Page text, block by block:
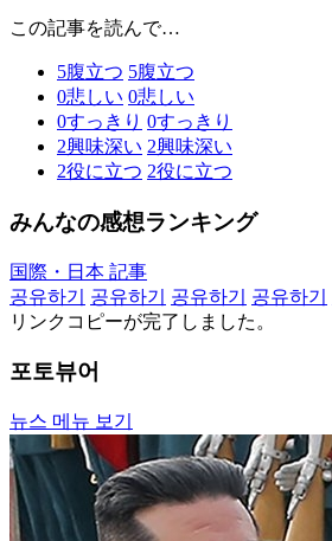
この記事を読んで…
5腹立つ 5腹立つ
0悲しい 0悲しい
0すっきり 0すっきり
2興味深い 2興味深い
2役に立つ 2役に立つ
みんなの感想ランキング
国際・日本 記事
공유하기
공유하기 공유하기 공유하기
リンクコピーが完了しました。
포토뷰어
뉴스 메뉴 보기